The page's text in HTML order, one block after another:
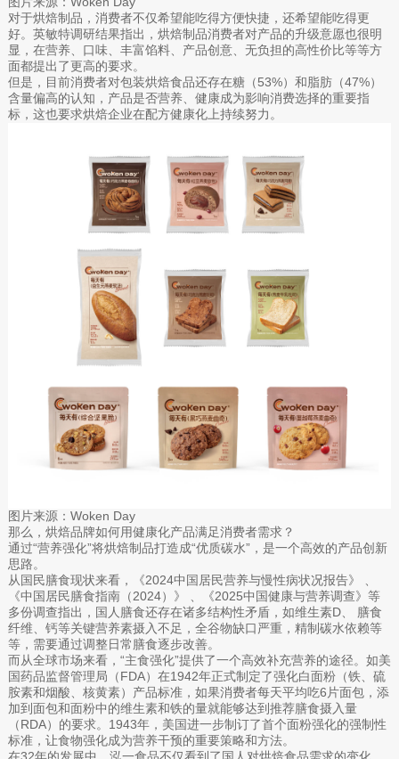
对于烘焙制品，消费者不仅希望能吃得方便快捷，还希望能吃得更
好。英敏特调研结果指出，烘焙制品消费者对产品的升级意愿也很明
显，在营养、口味、丰富馅料、产品创意、无负担的高性价比等等方
面都提出了更高的要求。
但是，目前消费者对包装烘焙食品还存在糖（53%）和脂肪（47%）
含量偏高的认知，产品是否营养、健康成为影响消费选择的重要指
标，这也要求烘焙企业在配方健康化上持续努力。
图片来源：Woken Day
那么，烘焙品牌如何用健康化产品满足消费者需求？
通过“营养强化”将烘焙制品打造成“优质碳水”，是一个高效的产品创新
思路。
从国民膳食现状来看，《2024中国居民营养与慢性病状况报告》 、
《中国居民膳食指南（2024）》 、《2025中国健康与营养调查》等
多份调查指出，国人膳食还存在诸多结构性矛盾，如维生素D、 膳食
纤维、钙等关键营养素摄入不足，全谷物缺口严重，精制碳水依赖等
等，需要通过调整日常膳食逐步改善。
而从全球市场来看，“主食强化”提供了一个高效补充营养的途径。如美
国药品监督管理局（FDA）在1942年正式制定了强化白面粉（铁、硫
胺素和烟酸、核黄素）产品标准，如果消费者每天平均吃6片面包，添
加到面包和面粉中的维生素和铁的量就能够达到推荐膳食摄入量
（RDA）的要求。1943年，美国进一步制订了首个面粉强化的强制性
标准，让食物强化成为营养干预的重要策略和方法。